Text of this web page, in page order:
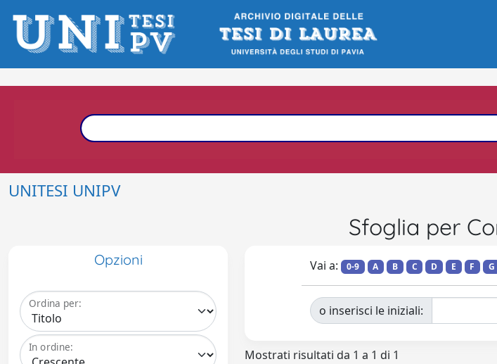
UNITESI UNIPV
Sfoglia per
Opzioni
Ordina per:
In ordine:
Vai a: 0-9 A B C D E F G
o inserisci le iniziali:
Mostrati risultati da 1 a 1 di 1